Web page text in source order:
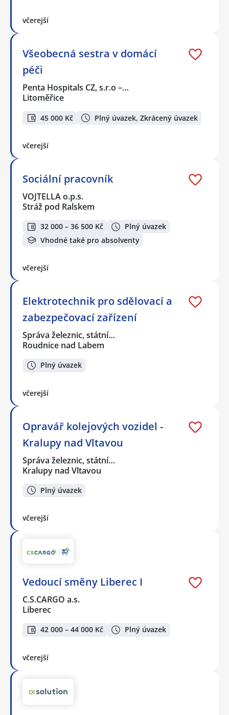
včerejší
Všeobecná sestra v domácí
péči
Penta Hospitals CZ, s.r.o –…
Litoměřice
45 000 Kč Plný úvazek, Zkrácený úvazek
včerejší
Sociální pracovník
VOJTELLA o.p.s.
Stráž pod Ralskem
32 000 – 36 500 Kč
Plný úvazek
Vhodné také pro absolventy
včerejší
Elektrotechnik pro sdělovací a
zabezpečovací zařízení
Správa železnic, státní…
Roudnice nad Labem
Plný úvazek
včerejší
Opravář kolejových vozidel -
Kralupy nad Vltavou
Správa železnic, státní…
Kralupy nad Vltavou
Plný úvazek
včerejší
Vedoucí směny Liberec I
C.S.CARGO a.s.
Liberec
42 000 – 44 000 Kč Plný úvazek
včerejší